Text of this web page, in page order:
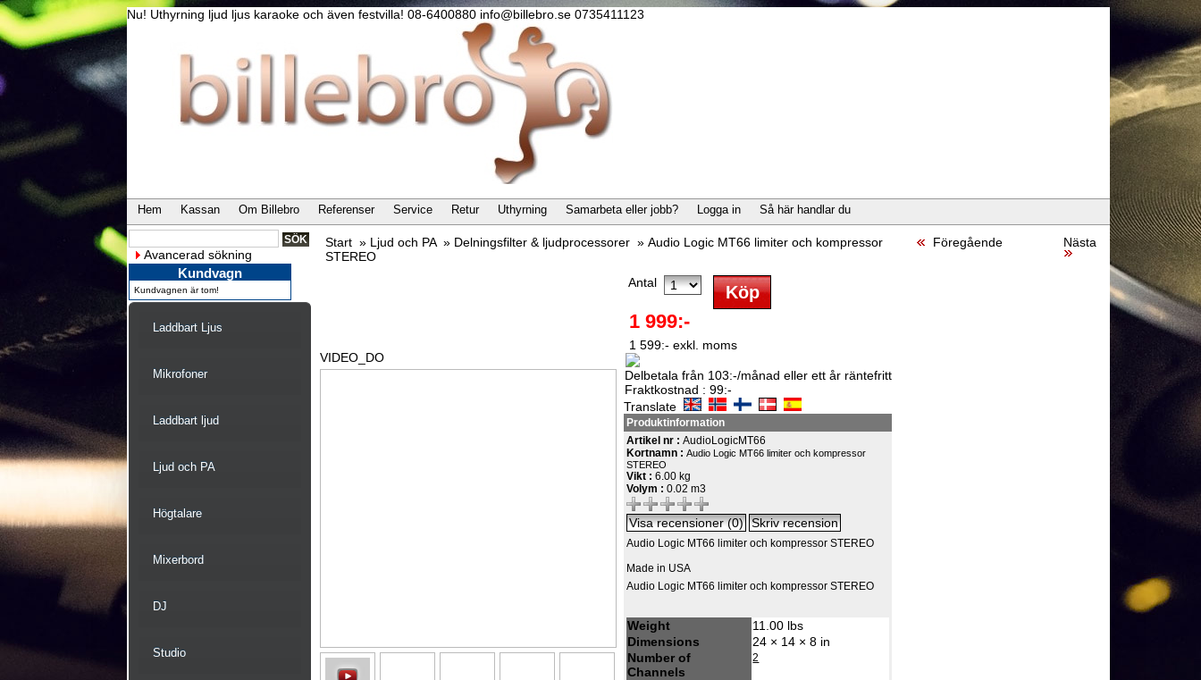
Nu! Uthyrning ljud ljus karaoke och även festvilla! 08-6400880 info@billebro.se 0735411123
Hem Kassan Om Billebro Referenser Service Retur Uthyrning Samarbeta eller jobb? Logga in Så här handlar du
Avancerad sökning
Kundvagn
Kundvagnen är tom!
Laddbart Ljus
Mikrofoner
Laddbart ljud
Ljud och PA
Högtalare
Mixerbord
DJ
Studio
Start » Ljud och PA» Delningsfilter & ljudprocessorer »Audio Logic MT66 limiter och kompressor
STEREO
Föregående Nästa
VIDEO_DO
Antal
1 999:-
1 599:- exkl. moms
Delbetala från 103:-/månad eller ett år räntefritt
Fraktkostnad : 99:-
Translate
Produktinformation
Artikel nr :AudioLogicMT66
Kortnamn :Audio Logic MT66 limiter och kompressor
STEREO
Vikt :6.00 kg
Volym :0.02 m3
Audio Logic MT66 limiter och kompressor STEREO
Made in USA
Audio Logic MT66 limiter och kompressor STEREO
Weight
11.00 lbs
Dimensions
24 × 14 × 8 in
Number of
Channels
2